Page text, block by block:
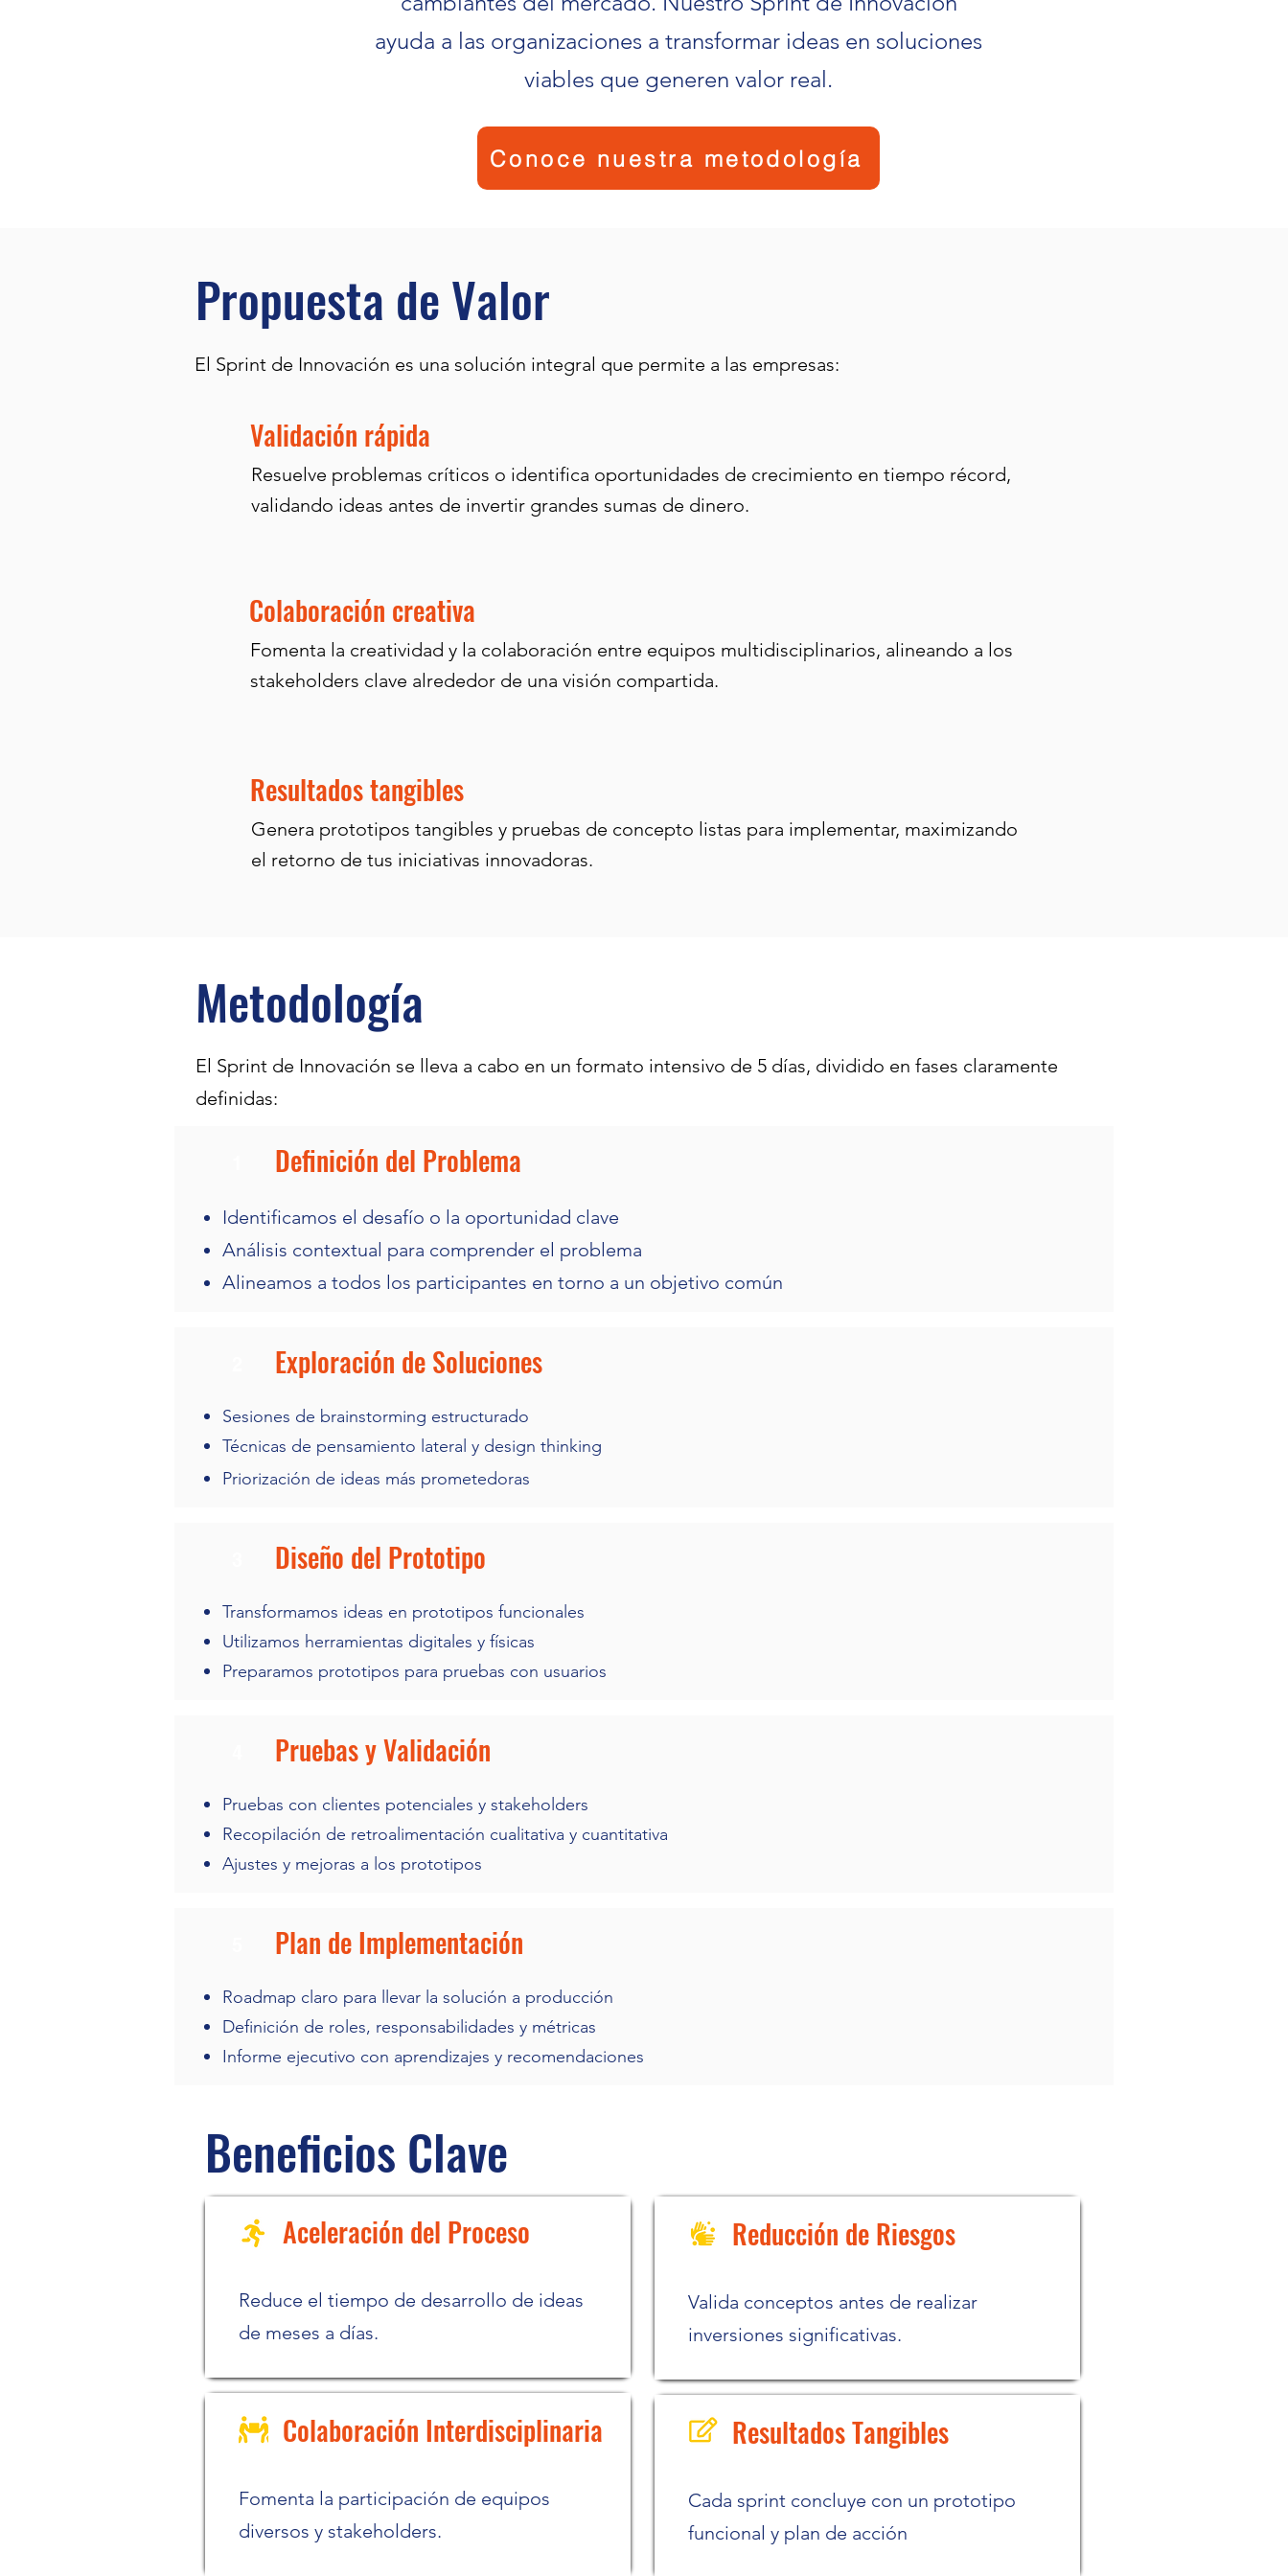
ayuda a las organizaciones a transformar ideas en soluciones
viables que generen valor real.
Conoce nuestra metodología
Propuesta de Valor
El Sprint de Innovación es una solución integral que permite a las empresas:
Resuelve problemas críticos o identifica oportunidades de crecimiento en tiempo récord,
validando ideas antes de invertir grandes sumas de dinero.
Validación rápida
Fomenta la creatividad y la colaboración entre equipos multidisciplinarios, alineando a los
stakeholders clave alrededor de una visión compartida.
Colaboración creativa
Genera prototipos tangibles y pruebas de concepto listas para implementar, maximizando
el retorno de tus iniciativas innovadoras.
Resultados tangibles
Metodología
El Sprint de Innovación se lleva a cabo en un formato intensivo de 5 días, dividido en fases claramente
definidas:
Definición del Problema
Identificamos el desafío o la oportunidad clave
Análisis contextual para comprender el problema
Alineamos a todos los participantes en torno a un objetivo común
Exploración de Soluciones
Sesiones de brainstorming estructurado
Técnicas de pensamiento lateral y design thinking
Priorización de ideas más prometedoras
Diseño del Prototipo
Transformamos ideas en prototipos funcionales
Utilizamos herramientas digitales y físicas
Preparamos prototipos para pruebas con usuarios
Pruebas y Validación
Pruebas con clientes potenciales y stakeholders
Recopilación de retroalimentación cualitativa y cuantitativa
Ajustes y mejoras a los prototipos
Plan de Implementación
Roadmap claro para llevar la solución a producción
Definición de roles, responsabilidades y métricas
Informe ejecutivo con aprendizajes y recomendaciones
Beneficios Clave
Aceleración del Proceso
Reduce el tiempo de desarrollo de ideas
de meses a días.
Colaboración Interdisciplinaria
Fomenta la participación de equipos
diversos y stakeholders.
Reducción de Riesgos
Valida conceptos antes de realizar
inversiones significativas.
Resultados Tangibles
Cada sprint concluye con un prototipo
funcional y plan de acción